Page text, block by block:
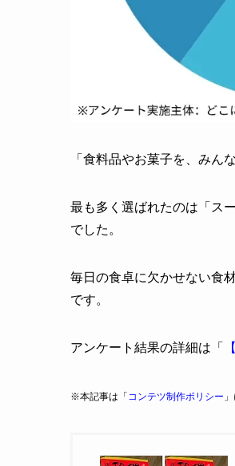
「食料品やお菓子を、みん
最も多く選ばれたのは「ス
でした。
毎日の食卓に欠かせない食
です。
アンケート結果の詳細は「
※本記事は「 コンテツ制作ポリシー